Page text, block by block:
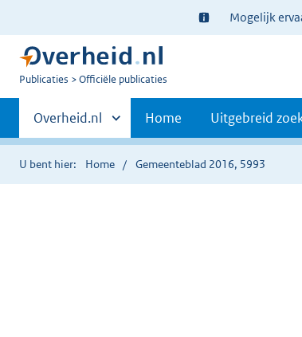
Ter
informatie:
Mogelijk
U
Publicaties Officiële publicaties
Primaire
navigatie
Andere
sites
binnen
Overheid.nl Home Uitgebreid
U bent hier: Home Gemeenteblad 2016, 5993